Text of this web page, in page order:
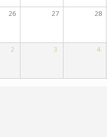
26 27 28
2 3 4